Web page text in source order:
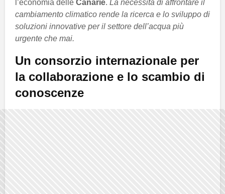
l’economia delle Canarie. La necessità di affrontare il
cambiamento climatico rende la ricerca e lo sviluppo di
soluzioni innovative per il settore dell’acqua più
urgente che mai.
Un consorzio internazionale per
la collaborazione e lo scambio di
conoscenze